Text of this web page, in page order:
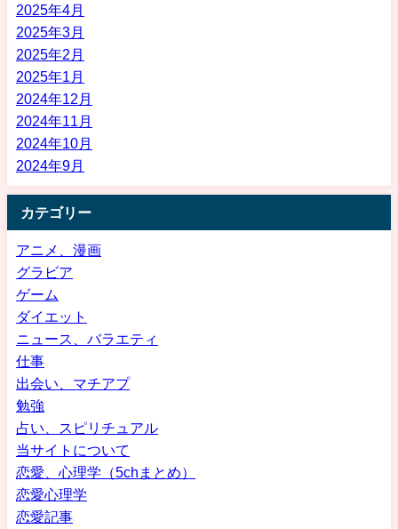
2025年4月
2025年3月
2025年2月
2025年1月
2024年12月
2024年11月
2024年10月
2024年9月
カテゴリー
アニメ、漫画
グラビア
ゲーム
ダイエット
ニュース、バラエティ
仕事
出会い、マチアプ
勉強
占い、スピリチュアル
当サイトについて
恋愛、心理学（5chまとめ）
恋愛心理学
恋愛記事